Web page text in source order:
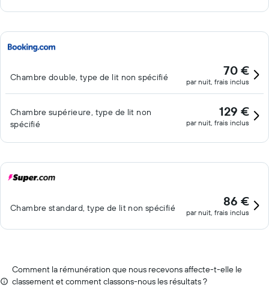
Chambre double, type de lit non spécifié 70 €
par nuit, frais inclus
Chambre supérieure, type de lit non
spécifié
129 €
par nuit, frais inclus
Chambre standard, type de lit non spécifié 86 €
par nuit, frais inclus
Comment la rémunération que nous recevons affecte-t-elle le
classement et comment classons-nous les résultats ?